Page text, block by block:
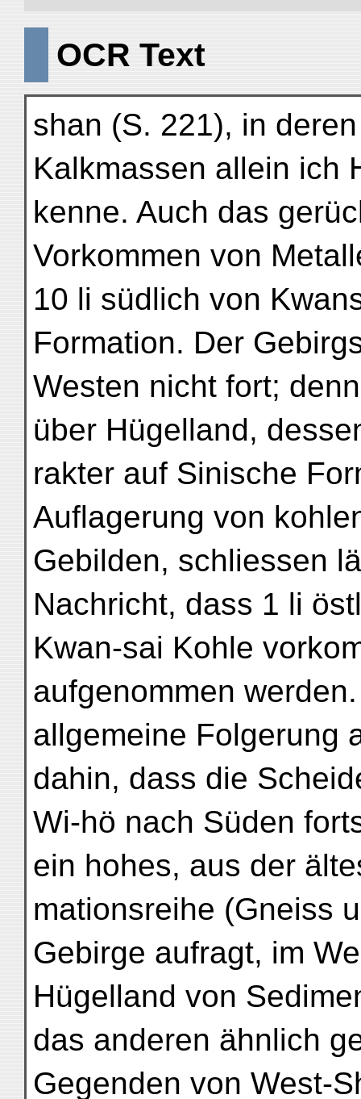
OCR Text
shan (S. 221), in
Kalkmassen allein ich
kenne. Auch das
Vorkommen von
10 li südlich von
Formation. Der
Westen nicht fort;
über Hügelland,
rakter auf Sinische
Auflagerung von
Gebilden, schliessen
Nachricht, dass 1 li
Kwan-sai Kohle
aufgenommen
allgemeine Folgerung
dahin, dass die
Wi-hö nach Süden
ein hohes, aus der
mationsreihe (Gneiss
Gebirge aufragt, im
Hügelland von
das anderen ähnlich
Gegenden von West-